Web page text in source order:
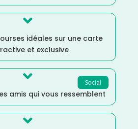

idéales sur une carte
et exclusive
Social

amis qui vous ressemblent
